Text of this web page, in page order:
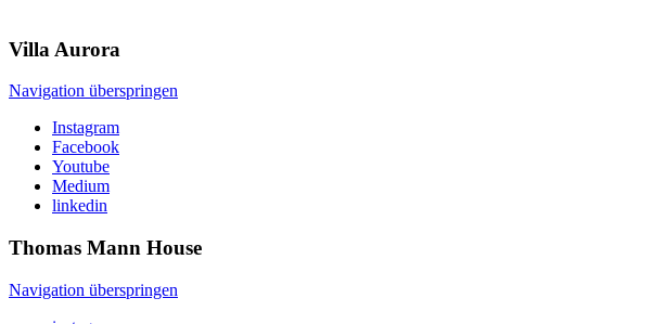
Villa Aurora
Navigation überspringen
Instagram
Facebook
Youtube
Medium
linkedin
Thomas Mann House
Navigation überspringen